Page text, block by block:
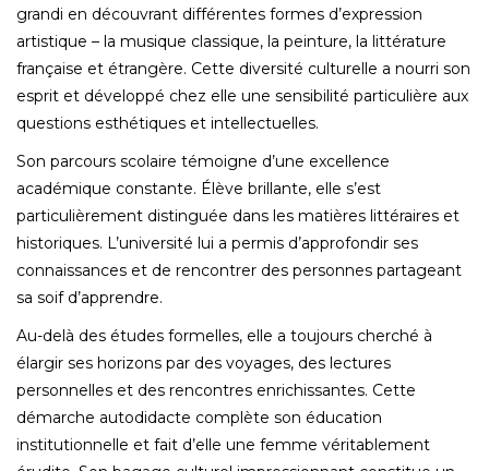
grandi en découvrant différentes formes d’expression
artistique – la musique classique, la peinture, la littérature
française et étrangère. Cette diversité culturelle a nourri son
esprit et développé chez elle une sensibilité particulière aux
questions esthétiques et intellectuelles.
Son parcours scolaire témoigne d’une excellence
académique constante. Élève brillante, elle s’est
particulièrement distinguée dans les matières littéraires et
historiques. L’université lui a permis d’approfondir ses
connaissances et de rencontrer des personnes partageant
sa soif d’apprendre.
Au-delà des études formelles, elle a toujours cherché à
élargir ses horizons par des voyages, des lectures
personnelles et des rencontres enrichissantes. Cette
démarche autodidacte complète son éducation
institutionnelle et fait d’elle une femme véritablement